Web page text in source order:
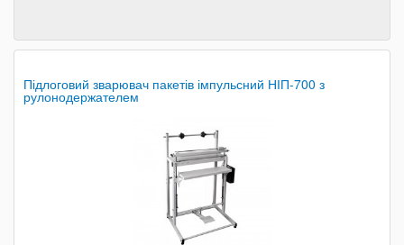
Підлоговий зварювач пакетів імпульсний НІП-700 з
рулонодержателем